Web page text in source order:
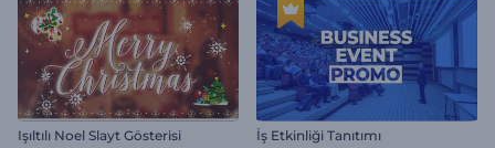
Işıltılı Noel Slayt Gösterisi İş Etkinliği Tanıtımı